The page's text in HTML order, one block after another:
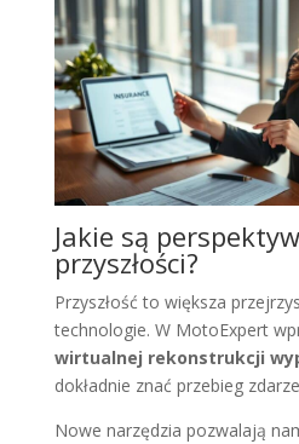
Jakie są
przyszłości?
Przyszłość to większa
technologie. W MotoExpert
wirtualnej rekonstrukcji
dokładnie znać przebieg
Nowe narzędzia pozwalają